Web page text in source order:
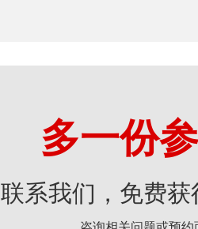
多一份
联系我们，免费